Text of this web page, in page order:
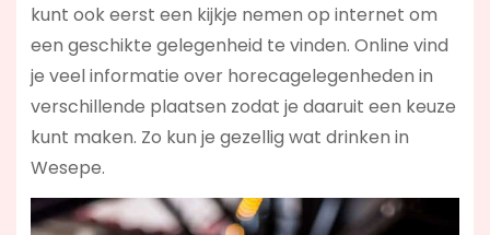
kunt ook eerst een kijkje nemen op internet om
een geschikte gelegenheid te vinden. Online vind
je veel informatie over horecagelegenheden in
verschillende plaatsen zodat je daaruit een keuze
kunt maken. Zo kun je gezellig wat drinken in
Wesepe.